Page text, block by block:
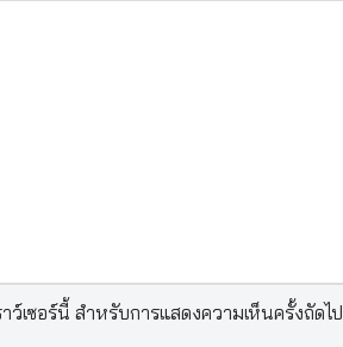
เซอร์นี้ สำหรับการแสดงความเห็นครั้งถัดไป